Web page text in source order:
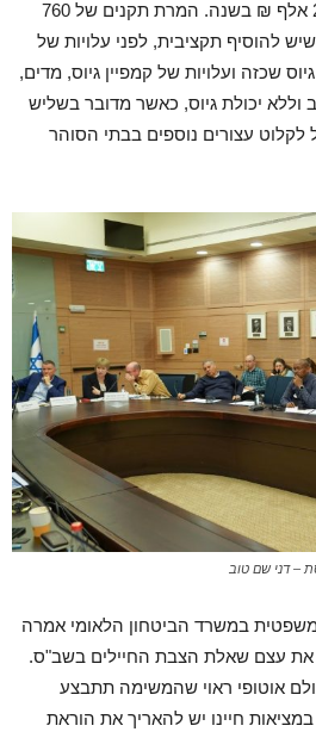
עלות של סוהר קבע היא 240 אלף ₪ בשנה. המרת תקנים של 760
170 מיליון ₪ שיש להוסיף תקציבית, לפני עלויות של
שכזה ועלויות של קמפיין גיוס, מדים,
וללא יכולת גיוס, כאשר מדובר בשליש
עצורים נוספים בבתי הסוהר
– דני שם טוב
במשרד הביטחון הלאומי אמרה
את עצם שאלת הצבת החיילים בשב"ס.
אוטופי ראוי שהמשימה תתבצע
חיינו יש להאריך את הוראת